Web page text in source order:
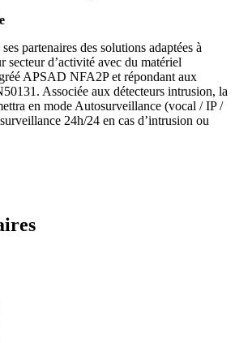
partenaires des solutions adaptées à
secteur d’activité avec du matériel
APSAD NFA2P et répondant aux
Associée aux détecteurs intrusion, la
en mode Autosurveillance (vocal / IP /
24h/24 en cas d’intrusion ou